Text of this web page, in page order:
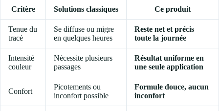
Critère Solutions classiques Ce produit
Tenue du
tracé
Se diffuse ou migre
en quelques heures
Reste net et précis
toute la journée
Intensité
couleur
Nécessite plusieurs
passages
Résultat uniforme en
une seule application
Confort
Picotements ou
inconfort possible
Formule douce, aucun
inconfort